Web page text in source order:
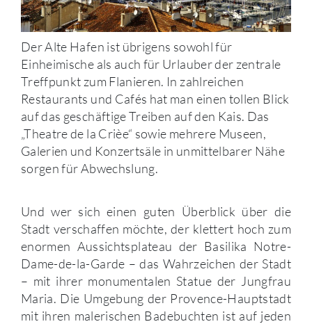
Der Alte Hafen ist übrigens sowohl für
Einheimische als auch für Urlauber der zentrale
Treffpunkt zum Flanieren. In zahlreichen
Restaurants und Cafés hat man einen tollen Blick
auf das geschäftige Treiben auf den Kais. Das
„Theatre de la Crièe“ sowie mehrere Museen,
Galerien und Konzertsäle in unmittelbarer Nähe
sorgen für Abwechslung.
Und wer sich einen guten Überblick über die
Stadt verschaffen möchte, der klettert hoch zum
enormen Aussichtsplateau der Basilika Notre-
Dame-de-la-Garde – das Wahrzeichen der Stadt
– mit ihrer monumentalen Statue der Jungfrau
Maria. Die Umgebung der Provence-Hauptstadt
mit ihren malerischen Badebuchten ist auf jeden